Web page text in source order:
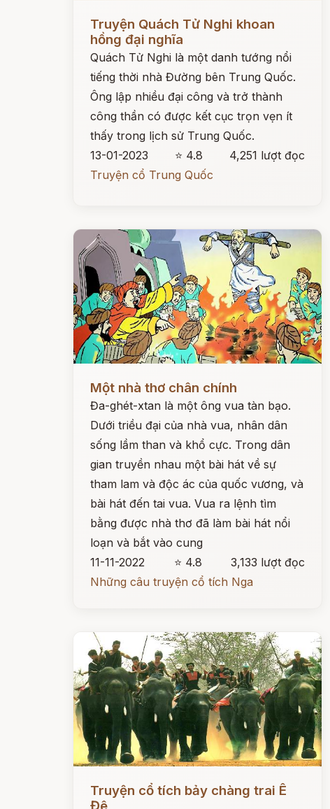
Truyện Quách Tử Nghi khoan
hồng đại nghĩa
Quách Tử Nghi là một danh tướng nổi
tiếng thời nhà Đường bên Trung Quốc.
Ông lập nhiều đại công và trở thành
công thần có được kết cục trọn vẹn ít
thấy trong lịch sử Trung Quốc.
13-01-2023
⭐ 4.8
4,251 lượt đọc
Truyện cổ Trung Quốc
Một nhà thơ chân chính
Đa-ghét-xtan là một ông vua tàn bạo.
Dưới triều đại của nhà vua, nhân dân
sống lầm than và khổ cực. Trong dân
gian truyền nhau một bài hát về sự
tham lam và độc ác của quốc vương, và
bài hát đến tai vua. Vua ra lệnh tìm
bằng được nhà thơ đã làm bài hát nổi
loạn và bắt vào cung
11-11-2022
⭐ 4.8
3,133 lượt đọc
Những câu truyện cổ tích Nga
Truyện cổ tích bảy chàng trai Ê